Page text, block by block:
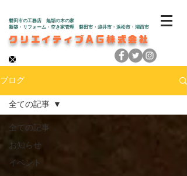
クリエイティブAG株式会社
磐田市の工務店 無垢の木の家
新築・リフォーム・空き家管理 磐田市・袋井市・浜松市・湖西市
ブログ
全ての記事
お知らせ
イベント
全ての記事